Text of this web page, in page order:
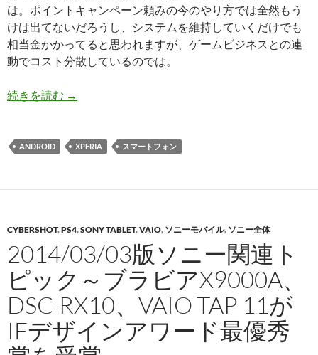
は。ポイントキャンペーン頼みの今のやり方では全然もう
けは出てないだろうし、システムを維持していくだけでも
相当金かかってると思われますが、ゲームビジネスとの連
動でコスト分散しているのでは。
続きを読む 2014/03/17版ソニー関連トピック〜スマホ周辺
→
ANDROID XPERIA スマートフォン
CYBERSHOT,PS4,SONY TABLET,VAIO, ソニーモバイル, ソニー全体
2014/03/03版ソニー関連ト
ピック～ブラビアX9000A、
DSC-RX10、VAIO TAP 11が
IFデザインアワード最優秀